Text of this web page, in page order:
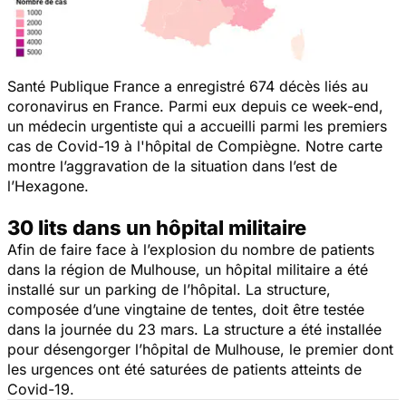
Santé Publique France a enregistré 674 décès liés au
coronavirus en France. Parmi eux depuis ce week-end,
un médecin urgentiste qui a accueilli parmi les premiers
cas de Covid-19 à l'hôpital de Compiègne. Notre carte
montre l’aggravation de la situation dans l’est de
l’Hexagone.
30 lits dans un hôpital militaire
Afin de faire face à l’explosion du nombre de patients
dans la région de Mulhouse, un hôpital militaire a été
installé sur un parking de l’hôpital. La structure,
composée d’une vingtaine de tentes, doit être testée
dans la journée du 23 mars. La structure a été installée
pour désengorger l’hôpital de Mulhouse, le premier dont
les urgences ont été saturées de patients atteints de
Covid-19.